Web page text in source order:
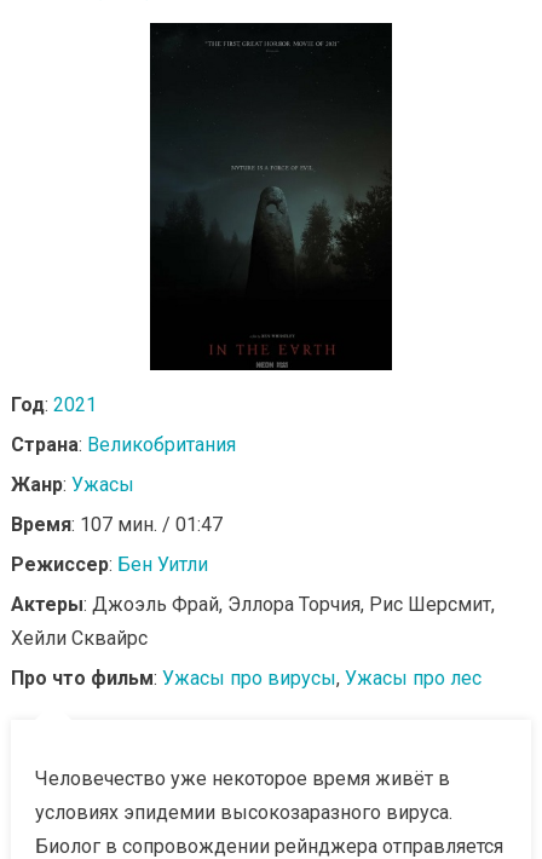
Год: 2021
Страна: Великобритания
Жанр: Ужасы
Время: 107 мин. / 01:47
Режиссер: Бен Уитли
Актеры: Джоэль Фрай, Эллора Торчия, Рис Шерсмит,
Хейли Сквайрс
Про что фильм: Ужасы про вирусы, Ужасы про лес
Человечество уже некоторое время живёт в
условиях эпидемии высокозаразного вируса.
Биолог в сопровождении рейнджера отправляется